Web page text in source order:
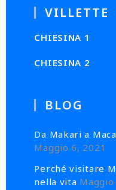
VILLETTE
CHIESINA 1
CHIESINA 2
BLOG
Da Makari a
Maggio 6, 2021
Perché visitare
nella vita Maggio